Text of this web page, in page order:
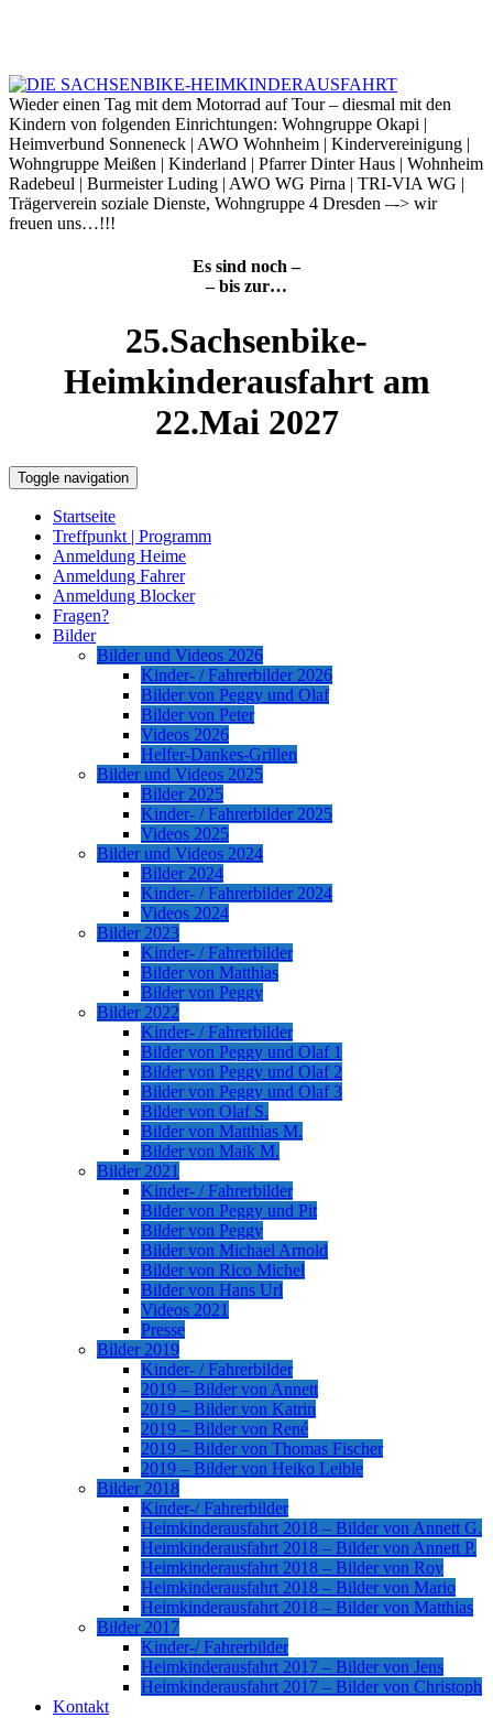
Wieder einen Tag mit dem Motorrad auf Tour – diesmal mit den
Kindern von folgenden Einrichtungen: Wohngruppe Okapi |
Heimverbund Sonneneck | AWO Wohnheim | Kindervereinigung |
Wohngruppe Meißen | Kinderland | Pfarrer Dinter Haus | Wohnheim
Radebeul | Burmeister Luding | AWO WG Pirna | TRI-VIA WG |
Trägerverein soziale Dienste, Wohngruppe 4 Dresden –-> wir
freuen uns…!!!
Es sind noch –
– bis zur…
25.Sachsenbike-
Heimkinderausfahrt am
22.Mai 2027
Toggle navigation
Startseite
Treffpunkt | Programm
Anmeldung Heime
Anmeldung Fahrer
Anmeldung Blocker
Fragen?
Bilder
Bilder und Videos 2026
Kinder- / Fahrerbilder 2026
Bilder von Peggy und Olaf
Bilder von Peter
Videos 2026
Helfer-Dankes-Grillen
Bilder und Videos 2025
Bilder 2025
Kinder- / Fahrerbilder 2025
Videos 2025
Bilder und Videos 2024
Bilder 2024
Kinder- / Fahrerbilder 2024
Videos 2024
Bilder 2023
Kinder- / Fahrerbilder
Bilder von Matthias
Bilder von Peggy
Bilder 2022
Kinder- / Fahrerbilder
Bilder von Peggy und Olaf 1
Bilder von Peggy und Olaf 2
Bilder von Peggy und Olaf 3
Bilder von Olaf S.
Bilder von Matthias M.
Bilder von Maik M.
Bilder 2021
Kinder- / Fahrerbilder
Bilder von Peggy und Pit
Bilder von Peggy
Bilder von Michael Arnold
Bilder von Rico Michel
Bilder von Hans Url
Videos 2021
Presse
Bilder 2019
Kinder- / Fahrerbilder
2019 – Bilder von Annett
2019 – Bilder von Katrin
2019 – Bilder von René
2019 – Bilder von Thomas Fischer
2019 – Bilder von Heiko Leible
Bilder 2018
Kinder-/ Fahrerbilder
Heimkinderausfahrt 2018 – Bilder von Annett G.
Heimkinderausfahrt 2018 – Bilder von Annett P.
Heimkinderausfahrt 2018 – Bilder von Roy
Heimkinderausfahrt 2018 – Bilder von Mario
Heimkinderausfahrt 2018 – Bilder von Matthias
Bilder 2017
Kinder-/ Fahrerbilder
Heimkinderausfahrt 2017 – Bilder von Jens
Heimkinderausfahrt 2017 – Bilder von Christoph
Kontakt